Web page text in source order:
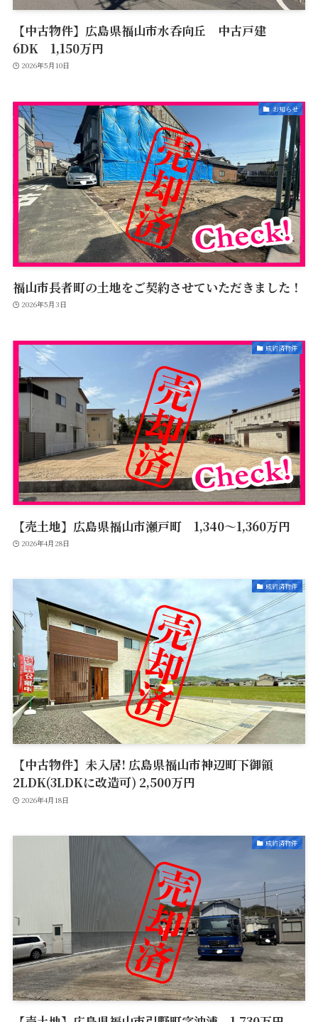
【中古物件】広島県福山市水呑向丘 中古戸建
6DK 1,150万円
2026年5月10日
お知らせ
福山市長者町の土地をご契約させていただきました！
2026年5月3日
成約済物件
【売土地】広島県福山市瀬戸町 1,340〜1,360万円
2026年4月28日
成約済物件
【中古物件】未入居! 広島県福山市神辺町下御領
2LDK(3LDKに改造可) 2,500万円
2026年4月18日
成約済物件